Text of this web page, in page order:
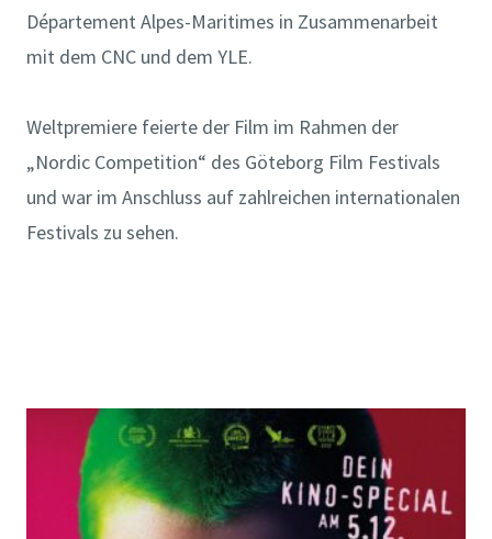
Département Alpes-Maritimes in Zusammenarbeit
mit dem CNC und dem YLE.
Weltpremiere feierte der Film im Rahmen der
„Nordic Competition“ des Göteborg Film Festivals
und war im Anschluss auf zahlreichen internationalen
Festivals zu sehen.